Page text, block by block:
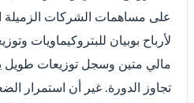
على مساهمات الشركات الزميلة
لأرباح بوبيان للبتروكيماويات
مالي متين وسجل توزيعات طويل
تجاوز الدورة. غير أن استمرار